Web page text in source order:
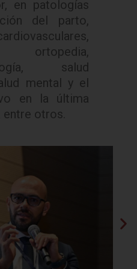
en patologías
del parto,
ortopedia,
salud
mental y el
en la última
entre otros.